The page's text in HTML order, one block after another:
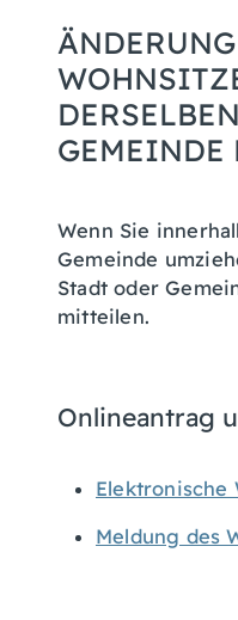
GEMEINDE
Wenn Sie
Gemeinde
Stadt oder
mitteilen.
Onlineantrag
Elektronische
Meldung des